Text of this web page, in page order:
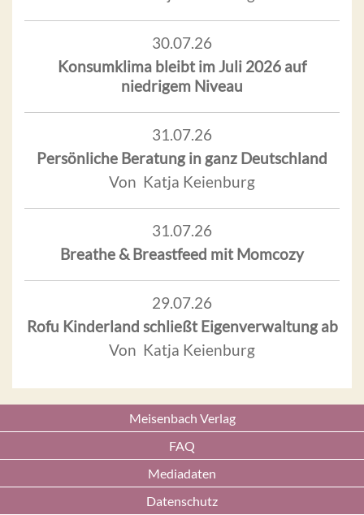
30.07.26
Konsumklima bleibt im Juli 2026 auf
niedrigem Niveau
31.07.26
Persönliche Beratung in ganz Deutschland
Von Katja Keienburg
31.07.26
Breathe & Breastfeed mit Momcozy
29.07.26
Rofu Kinderland schließt Eigenverwaltung ab
Von Katja Keienburg
Meisenbach Verlag
FAQ
Mediadaten
Datenschutz